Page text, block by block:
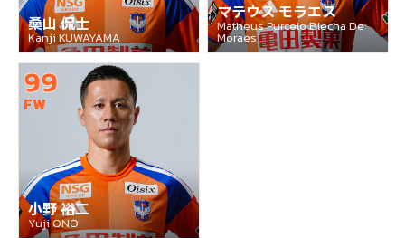
桑山 侃士
Kanji KUWAYAMA
マテウス モラエス
Matheus Purcelo Blecha De
Moraes
99
FW
小野 裕二
Yuji ONO